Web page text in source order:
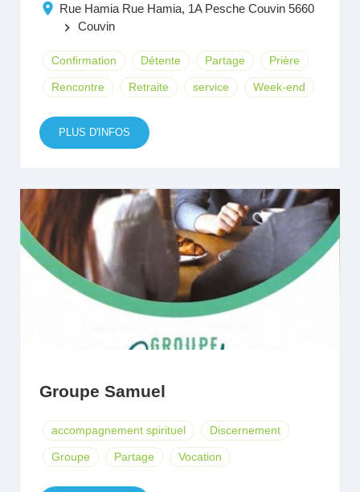
Rue Hamia Rue Hamia, 1A Pesche Couvin 5660
keyboard_arrow_right Couvin
Confirmation Détente Partage Prière
Rencontre Retraite service Week-end
PLUS D'INFOS
Groupe Samuel
accompagnement spirituel Discernement
Groupe Partage Vocation